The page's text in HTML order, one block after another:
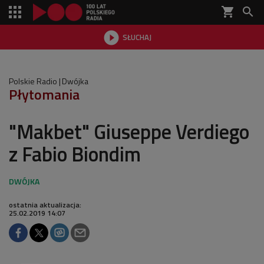
shopping_cart 
 SŁUCHAJ

Polskie Radio Dwójka
Płytomania
"Makbet" Giuseppe Verdiego
z Fabio Biondim
ostatnia aktualizacja:
25.02.2019 14:07